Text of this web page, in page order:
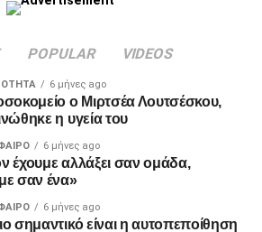
για τον ΠΑΟΚ ήρθε, τελικά, στο 87′.
τη μπάλα στο βάθος της εστίας
POPULAR VIDEOS
6 μήνες ago
ο Μιρτσέα Λουτσέσκου,
η υγεία του
6 μήνες ago
έχουμε αλλάξει σαν ομάδα,
σαν ένα»
6 μήνες ago
σημαντικό είναι η αυτοπεποίθηση